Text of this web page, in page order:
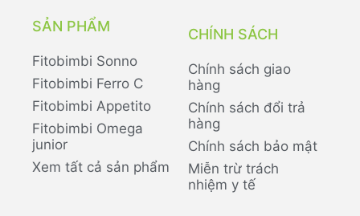
SẢN PHẨM
Fitobimbi Sonno
Fitobimbi Ferro C
Fitobimbi Appetito
Fitobimbi Omega
junior
Xem tất cả sản phẩm
CHÍNH SÁCH
Chính sách giao
hàng
Chính sách đổi trả
hàng
Chính sách bảo mật
Miễn trừ trách
nhiệm y tế